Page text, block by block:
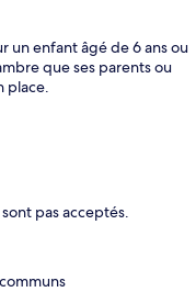
un enfant âgé de 6 ans ou
que ses parents ou
place.
pas acceptés.